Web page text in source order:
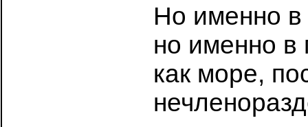
Но именно в
но именно в
как море,